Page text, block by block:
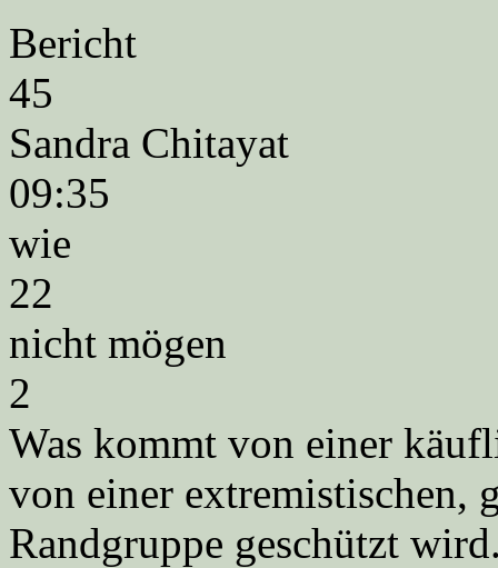
Bericht
45
Sandra Chitayat
09:35
wie
22
nicht mögen
2
Was kommt von einer
von einer extremistischen,
Randgruppe geschützt